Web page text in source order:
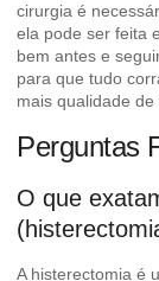
cirurgia é
ela pode ser feita
bem antes e
para que tudo
mais qualidade de
Perguntas
O que
A histerectomia é